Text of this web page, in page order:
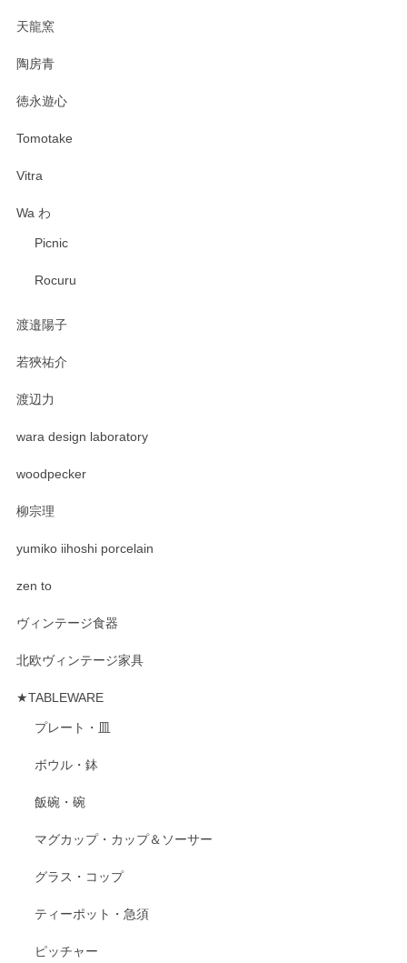
天龍窯
陶房青
徳永遊心
Tomotake
Vitra
Wa わ
Picnic
Rocuru
渡邉陽子
若狹祐介
渡辺力
wara design laboratory
woodpecker
柳宗理
yumiko iihoshi porcelain
zen to
ヴィンテージ食器
北欧ヴィンテージ家具
★TABLEWARE
プレート・皿
ボウル・鉢
飯碗・碗
マグカップ・カップ＆ソーサー
グラス・コップ
ティーポット・急須
ピッチャー